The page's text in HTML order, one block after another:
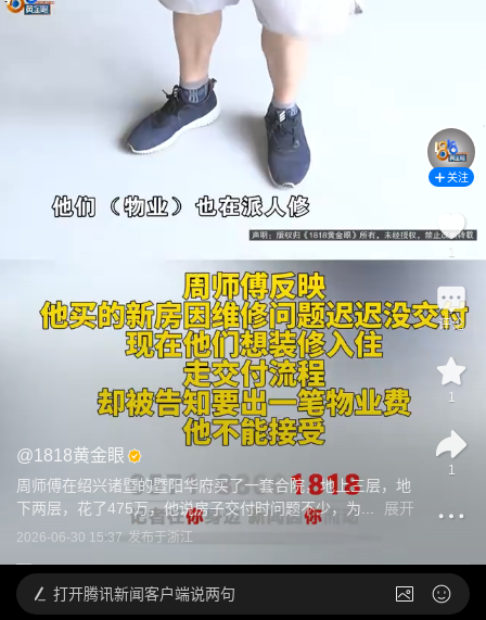
@1818黄金眼
周师傅在绍兴诸暨的暨阳华府买了一套合院，地上三层，地
下两层，花了475万，他说房子交付时问题不少，为...
展开
2026-06-30 15:37 发布于浙江
关注
1
评论
1
1
打开腾讯新闻客户端说两句